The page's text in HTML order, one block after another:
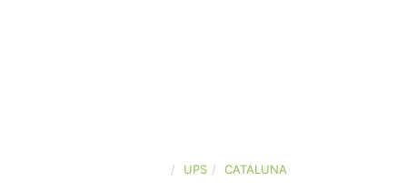
UPS CATALUNA